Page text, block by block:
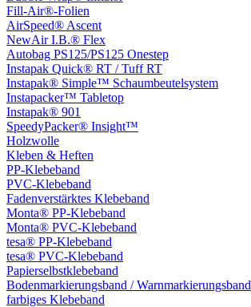
Fill-Air®-Folien
AirSpeed® Ascent
NewAir I.B.® Flex
Autobag PS125/PS125 Onestep
Instapak Quick® RT / Tuff RT
Instapak® Simple™ Schaumbeutelsystem
Instapacker™ Tabletop
Instapak® 901
SpeedyPacker® Insight™
Holzwolle
Kleben & Heften
PP-Klebeband
PVC-Klebeband
Fadenverstärktes Klebeband
Monta® PP-Klebeband
Monta® PVC-Klebeband
tesa® PP-Klebeband
tesa® PVC-Klebeband
Papierselbstklebeband
Bodenmarkierungsband / Warnmarkierungsband
farbiges Klebeband